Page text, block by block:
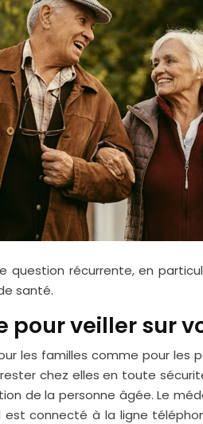
récurrente, en
santé.
pour veiller sur
les familles comme pour les
chez elles en toute
de la personne âgée. Le
connecté à la ligne